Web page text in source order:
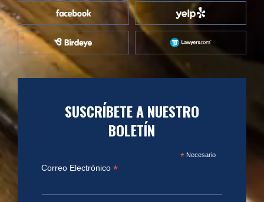
SUSCRÍBETE A NUESTRO
BOLETÍN
*Necesario
Correo Electrónico *